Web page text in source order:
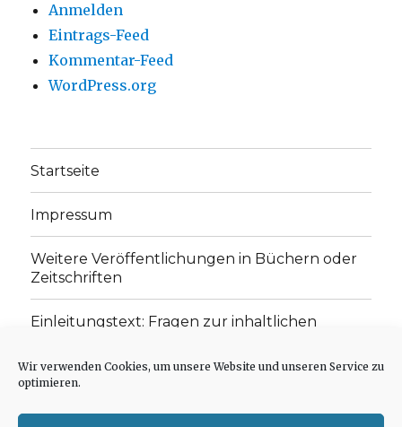
Wir verwenden Cookies, um unsere Website und unseren Service zu
optimieren.
Anmelden
Eintrags-Feed
Kommentar-Feed
WordPress.org
Startseite
Impressum
Weitere Veröffentlichungen in Büchern oder
Zeitschriften
Einleitungstext: Fragen zur inhaltlichen
„schwachen Glaubens“